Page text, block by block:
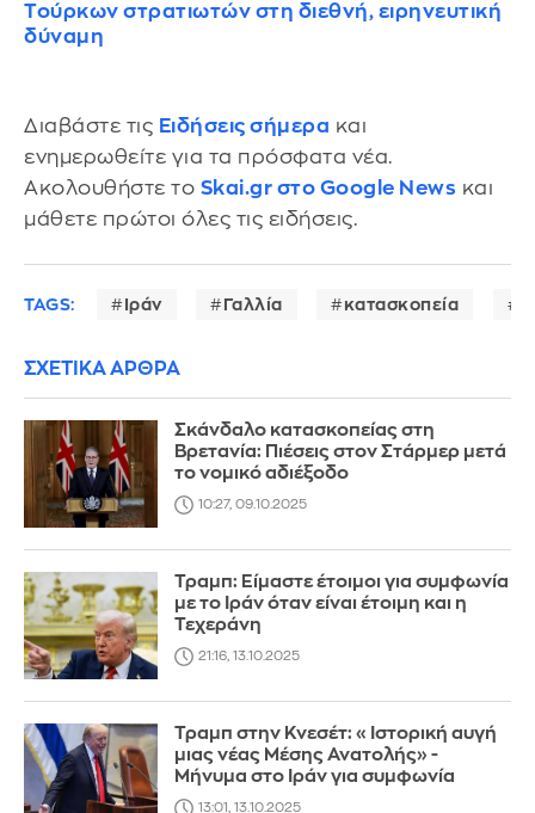
Τούρκων στρατιωτών στη διεθνή, ειρηνευτική
δύναμη
Διαβάστε τις Ειδήσεις σήμερα και
ενημερωθείτε για τα πρόσφατα νέα.
Ακολουθήστε το Skai.gr στο Google News και
μάθετε πρώτοι όλες τις ειδήσεις.
TAGS: Ιράν Γαλλία κατασκοπεία
ΣΧΕΤΙΚΑ ΑΡΘΡΑ
Σκάνδαλο κατασκοπείας στη
Βρετανία: Πιέσεις στον Στάρμερ μετά
το νομικό αδιέξοδο
10:27, 09.10.2025
Τραμπ: Είμαστε έτοιμοι για συμφωνία
με το Ιράν όταν είναι έτοιμη και η
Τεχεράνη
21:16, 13.10.2025
Τραμπ στην Κνεσέτ: «Ιστορική αυγή
μιας νέας Μέσης Ανατολής» -
Μήνυμα στο Ιράν για συμφωνία
13:01, 13.10.2025